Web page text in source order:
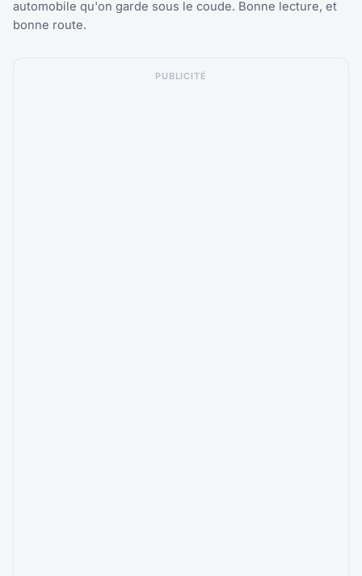
automobile qu'on garde sous le coude. Bonne lecture, et
bonne route.
PUBLICITÉ